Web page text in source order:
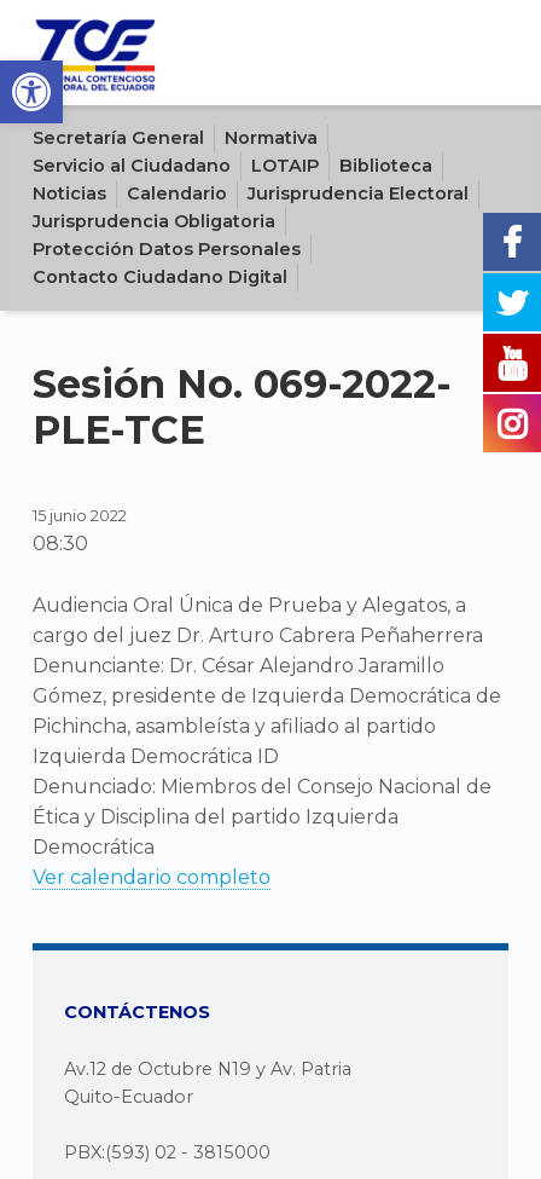
Open toolbar
Sitio oficial del Tribunal Contencioso Electoral del Ecuador
Secretaría General
Normativa
Servicio al Ciudadano
LOTAIP
Biblioteca
Noticias
Calendario
Jurisprudencia Electoral
Jurisprudencia Obligatoria
Protección Datos Personales
Contacto Ciudadano Digital
Sesión No. 069-2022-
PLE-TCE
15 junio 2022
08:30
Audiencia Oral Única de Prueba y Alegatos, a
cargo del juez Dr. Arturo Cabrera Peñaherrera
Denunciante: Dr. César Alejandro Jaramillo
Gómez, presidente de Izquierda Democrática de
Pichincha, asambleísta y afiliado al partido
Izquierda Democrática ID
Denunciado: Miembros del Consejo Nacional de
Ética y Disciplina del partido Izquierda
Democrática
Ver calendario completo
CONTÁCTENOS
Av.12 de Octubre N19 y Av. Patria
Quito-Ecuador
PBX:(593) 02 - 3815000